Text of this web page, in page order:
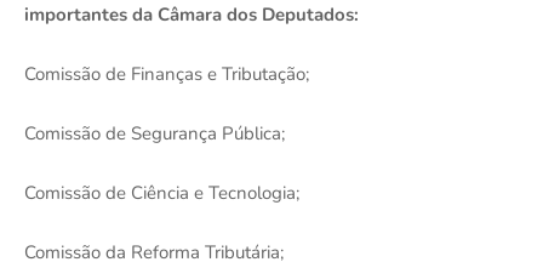
importantes da Câmara dos Deputados:
Comissão de Finanças e Tributação;
Comissão de Segurança Pública;
Comissão de Ciência e Tecnologia;
Comissão da Reforma Tributária;